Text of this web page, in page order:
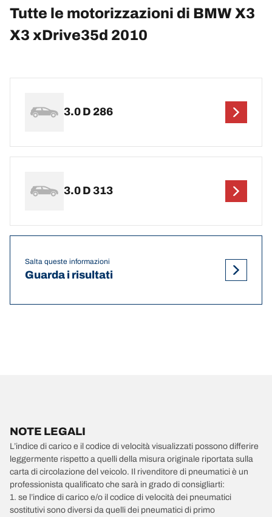
Tutte le motorizzazioni di BMW X3
X3 xDrive35d 2010
3.0 D 286
3.0 D 313
Salta queste informazioni
Guarda i risultati
NOTE LEGALI
L’indice di carico e il codice di velocità visualizzati possono differire
leggermente rispetto a quelli della misura originale riportata sulla
carta di circolazione del veicolo. Il rivenditore di pneumatici è un
professionista qualificato che sarà in grado di consigliarti:
1. se l’indice di carico e/o il codice di velocità dei pneumatici
sostitutivi sono diversi da quelli dei pneumatici di primo